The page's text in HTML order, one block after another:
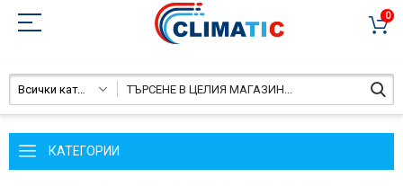
0
Всички категории
КАТЕГОРИИ